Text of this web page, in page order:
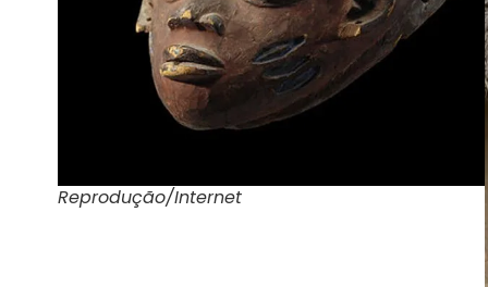
Reprodução/Internet